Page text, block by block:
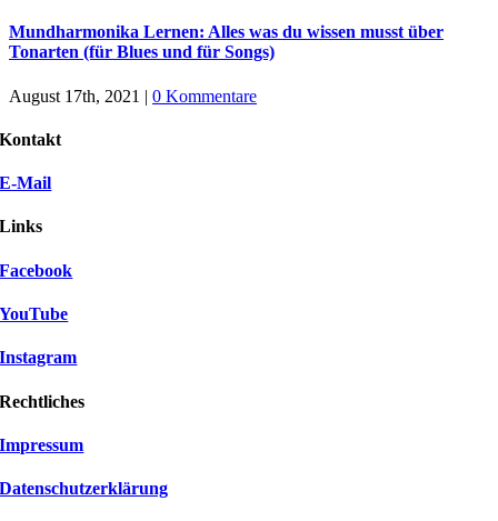
Mundharmonika Lernen: Alles was du wissen musst über
Tonarten (für Blues und für Songs)
August 17th, 2021 | 0 Kommentare
Kontakt
E-Mail
Links
Facebook
YouTube
Instagram
Rechtliches
Impressum
Datenschutzerklärung